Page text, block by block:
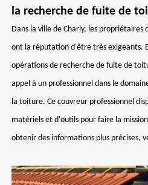
la recherche de fuite de
Dans la ville de Charly, les propriétaires
ont la réputation d'être très exigeants.
opérations de recherche de fuite de
appel à un professionnel dans le
la toiture. Ce couvreur professionnel
matériels et d'outils pour faire la
obtenir des informations plus précises,